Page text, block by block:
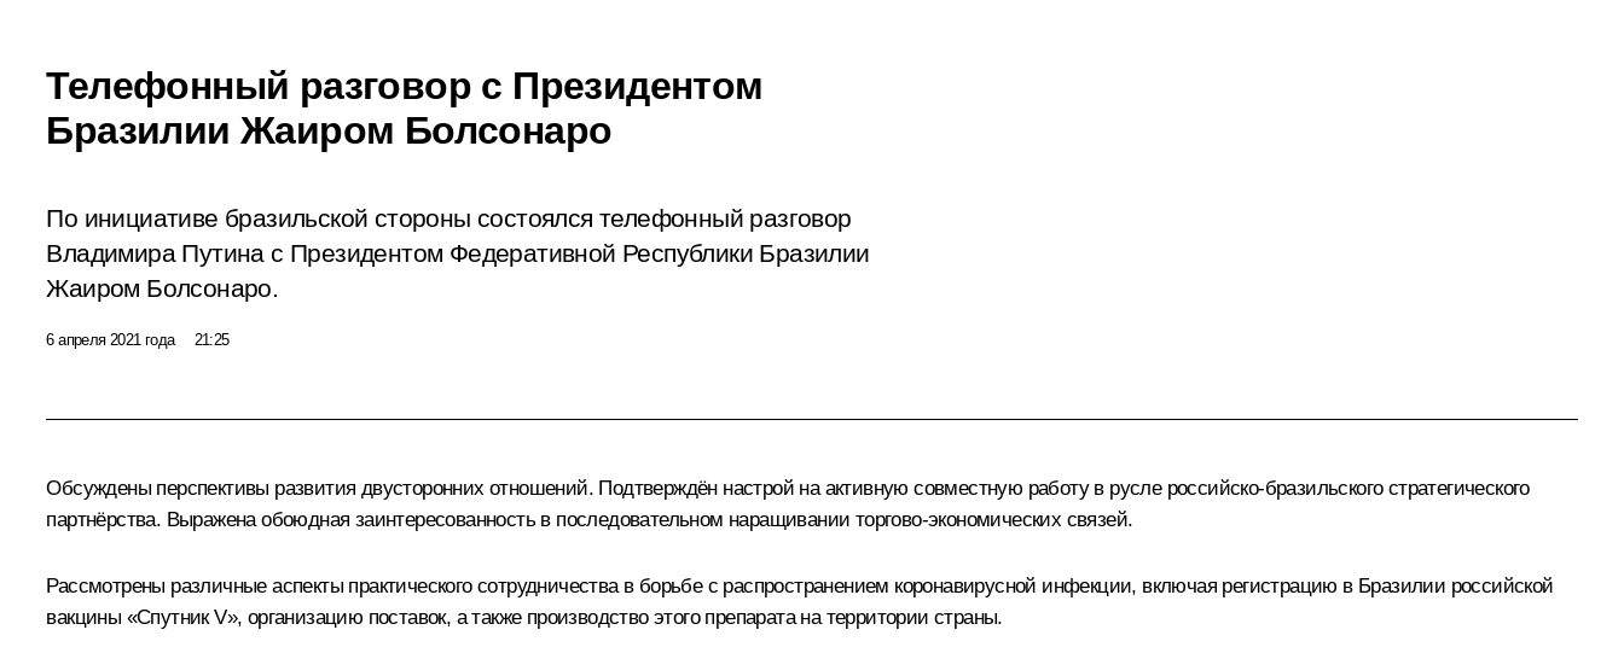
Телефонный разговор с Президентом
Бразилии Жаиром Болсонаро
По инициативе бразильской стороны состоялся телефонный разговор
Владимира Путина с Президентом Федеративной Республики Бразилии
Жаиром Болсонаро.
6 апреля 2021 года 21:25
Обсуждены перспективы развития двусторонних отношений. Подтверждён настрой на активную совместную работу в русле российско-бразильского стратегического
партнёрства. Выражена обоюдная заинтересованность в последовательном наращивании торгово-экономических связей.
Рассмотрены различные аспекты практического сотрудничества в борьбе с распространением коронавирусной инфекции, включая регистрацию в Бразилии российской
вакцины «Спутник V», организацию поставок, а также производство этого препарата на территории страны.